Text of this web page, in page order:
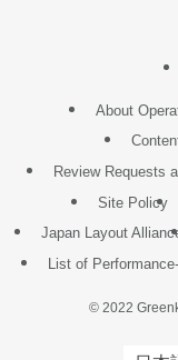
About
Review Requests
Site Policy
Japan Layout
List of
© 2022